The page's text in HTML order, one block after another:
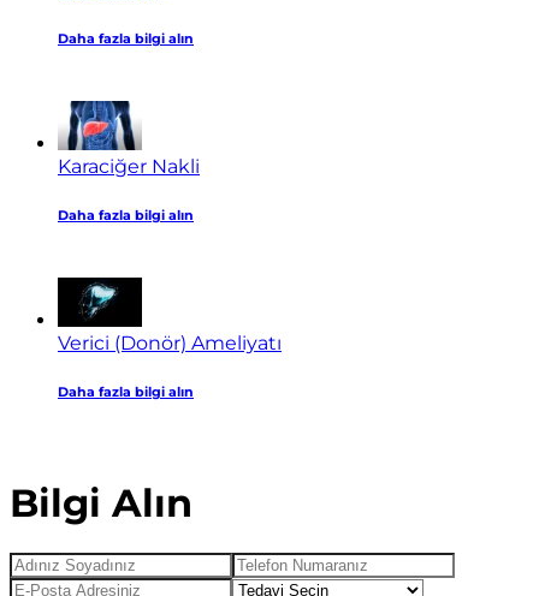
Daha fazla bilgi alın
Karaciğer Nakli
Daha fazla bilgi alın
Verici (Donör) Ameliyatı
Daha fazla bilgi alın
Bilgi Alın